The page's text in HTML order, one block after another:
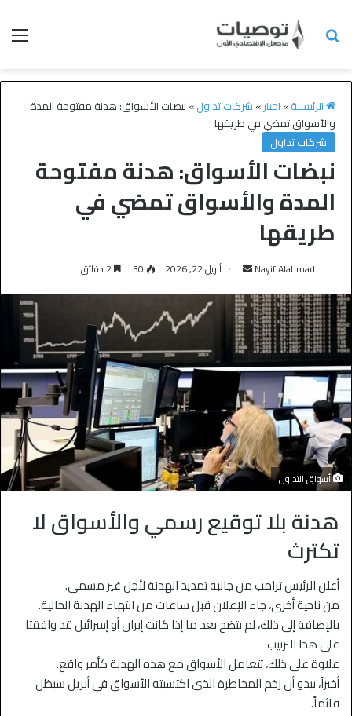
الرئيسية» اخبار» شركات تداول» نبضات الأسواق: هدنة مفتوحة المدة
والأسواق تمضي في طريقها
شركات تداول
نبضات الأسواق: هدنة مفتوحة
المدة والأسواق تمضي في
طريقها
Nayif Alahmad أبريل 22, 2026 30
أسواق التداول
هدنة بلا توقيع رسمي والأسواق لا
تكترث
أعلن الرئيس ترامب من جانبه تمديد الهدنة لأجل غير مسمى.
من ناحية أخرى، جاء الإعلان قبل ساعات من انتهاء الهدنة الحالية.
بالإضافة إلى ذلك، لم يتضح بعد ما إذا كانت إيران أو إسرائيل قد وافقتا
على هذا الترتيب.
علاوة على ذلك، تتعامل الأسواق مع هذه الهدنة كأمر واقع.
أخيراً، يبدو أن زخم المخاطرة الذي اكتسبته الأسواق في أبريل سيظل
قائماً.